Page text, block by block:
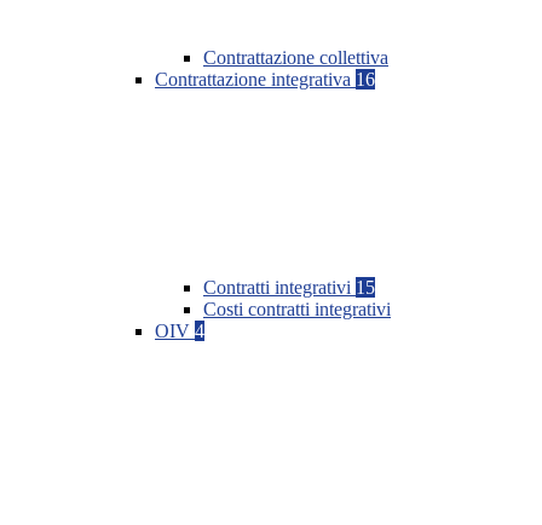
Contrattazione collettiva
Contrattazione integrativa 16
Contratti integrativi 15
Costi contratti integrativi
OIV 4